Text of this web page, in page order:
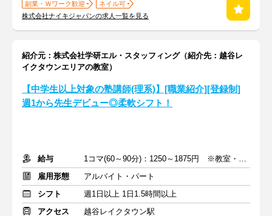
副業・Ｗワーク歓迎
ネイル可
株式会社ナイキジャパンの求人一覧を見る
紹介元：株式会社学研エル・スタッフィング（紹介先：越谷レ
イクタウンエリアの教室）
【中学生以上対象の塾講師(理系)】[職業紹介][登録制]
週1から先生デビュー◎柔軟シフト！
給与
1コマ(60～90分)：1250～1875円 ※教室・指導内容・対象による
雇用形態
アルバイト・パート
シフト
週1日以上 1日1.5時間以上
アクセス
越谷レイクタウン駅